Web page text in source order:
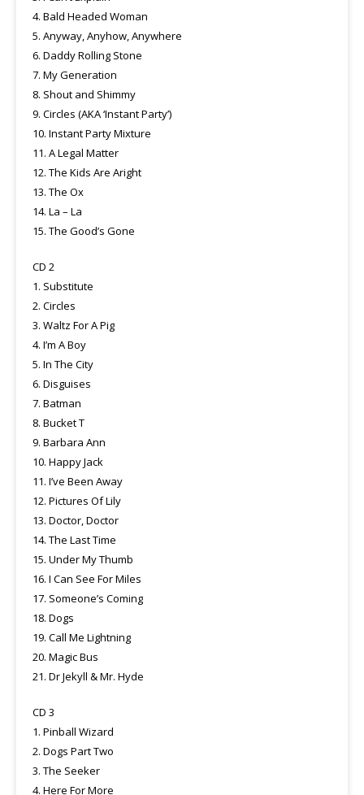
4. Bald Headed Woman
5. Anyway, Anyhow, Anywhere
6. Daddy Rolling Stone
7. My Generation
8. Shout and Shimmy
9. Circles (AKA ‘Instant Party’)
10. Instant Party Mixture
11. A Legal Matter
12. The Kids Are Aright
13. The Ox
14. La – La
15. The Good’s Gone
CD 2
1. Substitute
2. Circles
3. Waltz For A Pig
4. I’m A Boy
5. In The City
6. Disguises
7. Batman
8. Bucket T
9. Barbara Ann
10. Happy Jack
11. I’ve Been Away
12. Pictures Of Lily
13. Doctor, Doctor
14. The Last Time
15. Under My Thumb
16. I Can See For Miles
17. Someone’s Coming
18. Dogs
19. Call Me Lightning
20. Magic Bus
21. Dr Jekyll & Mr. Hyde
CD 3
1. Pinball Wizard
2. Dogs Part Two
3. The Seeker
4. Here For More